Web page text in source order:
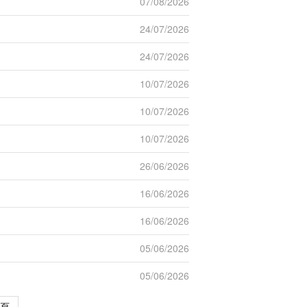
24/07/2026
24/07/2026
10/07/2026
10/07/2026
10/07/2026
26/06/2026
16/06/2026
16/06/2026
05/06/2026
05/06/2026